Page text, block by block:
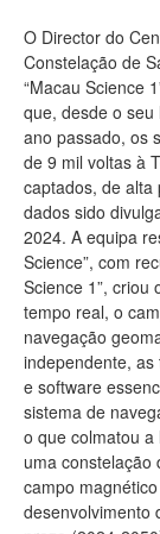
O Director do
Constelação de
“Macau Science
que, desde o
ano passado, os
de 9 mil voltas à
captados, de alta
dados sido
2024. A equipa
Science”, com
Science 1”, criou
tempo real, o
navegação
independente,
e software
sistema de
o que colmatou
uma constelação
campo
desenvolvimento